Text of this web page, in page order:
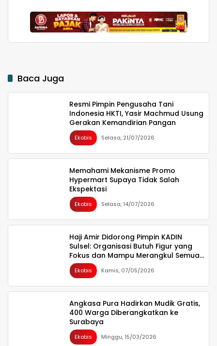
Kreatif
Permasalahan
Pembangunan YON TP
Baca Juga
Resmi Pimpin Pengusaha Tani
Indonesia HKTI, Yasir Machmud Usung
Gerakan Kemandirian Pangan
Ekobis Selasa, 21/07/2026
Memahami Mekanisme Promo
Hypermart Supaya Tidak Salah
Ekspektasi
Ekobis Selasa, 14/07/2026
Haji Amir Didorong Pimpin KADIN
Sulsel: Organisasi Butuh Figur yang
Fokus dan Mampu Merangkul Semua
Pihak
Ekobis Kamis, 07/05/2026
Angkasa Pura Hadirkan Mudik Gratis,
400 Warga Diberangkatkan ke
Surabaya
Ekobis Minggu, 15/03/2026